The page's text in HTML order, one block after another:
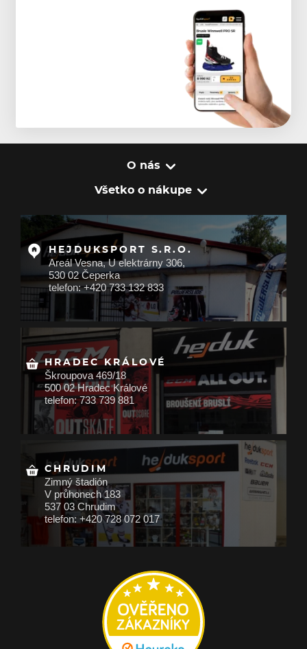
O nás
Všetko o nákupe
HEJDUKSPORT S.R.O.
Areál Vesna, U elektrárny 306,
530 02 Čeperka
telefon: +420 733 132 833
HRADEC KRÁLOVÉ
Škroupova 469/18
500 02 Hradec Králové
telefon: 733 739 881
CHRUDIM
Zimný štadión
V průhonech 183
537 03 Chrudim
telefon: +420 728 072 017